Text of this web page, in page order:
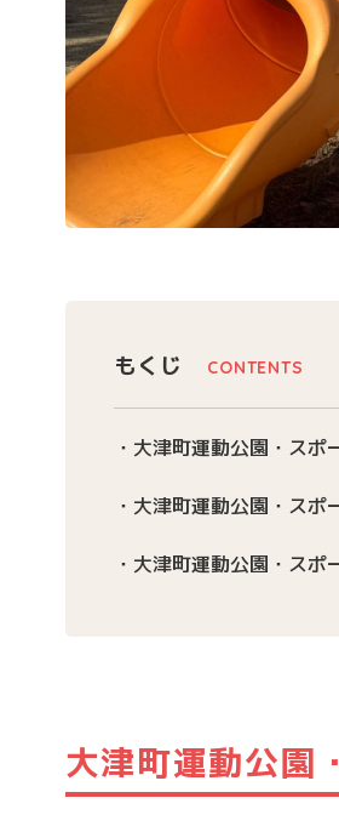
もくじ
大津町運動公園・スポ
大津町運動公園・スポ
大津町運動公園・スポ
大津町運動公園